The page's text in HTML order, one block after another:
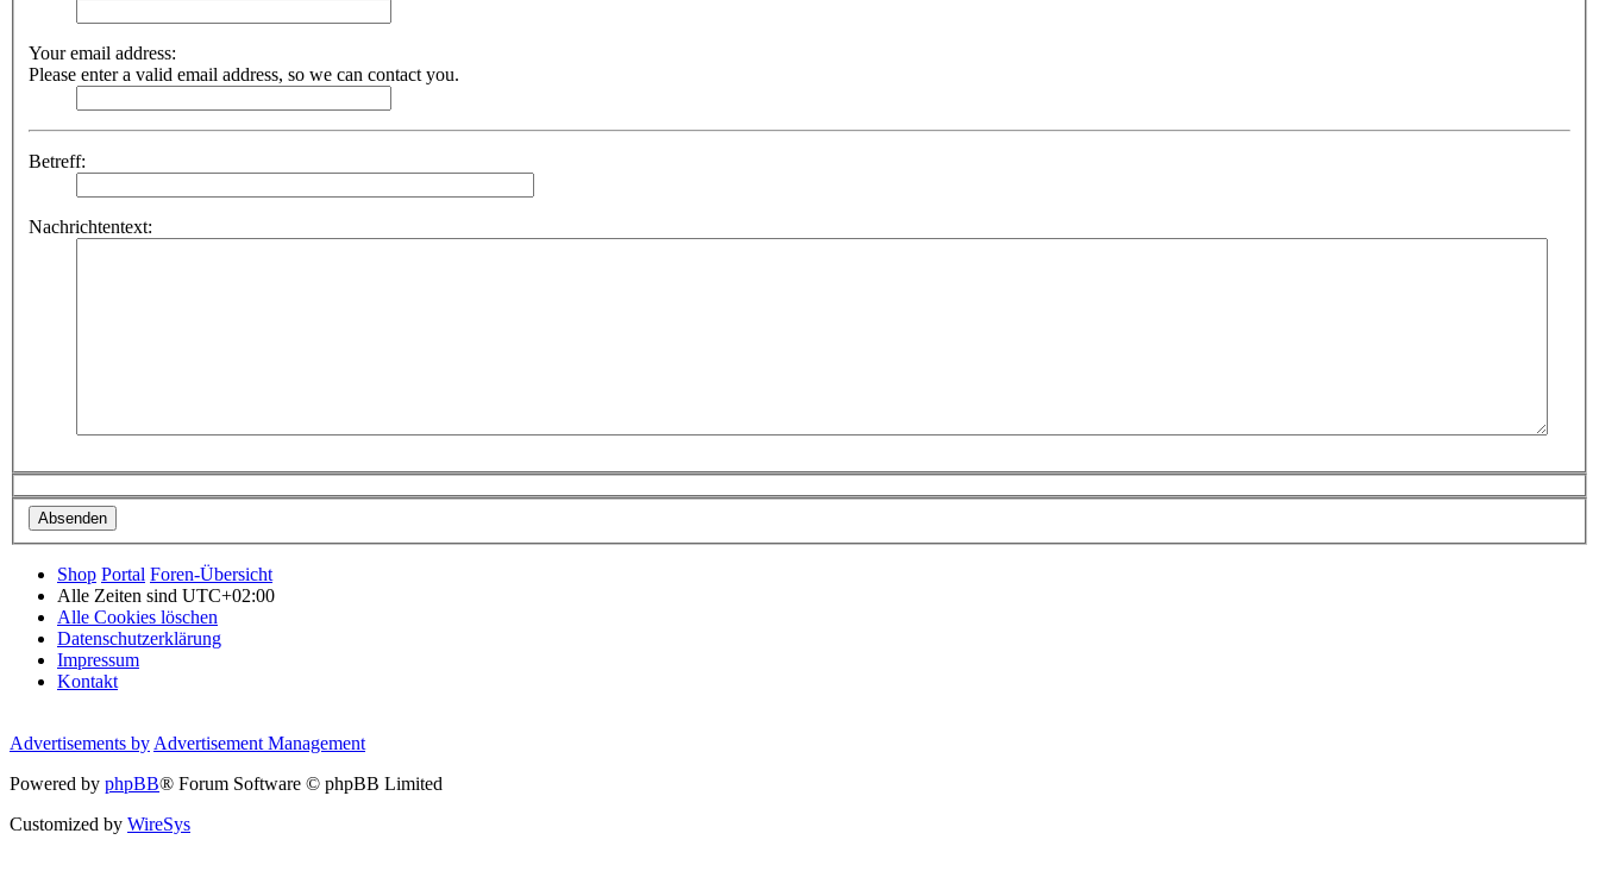
Your email address:
Please enter a valid email address, so we can contact you.
Betreff:
Nachrichtentext:
Shop Portal Foren-Übersicht
Alle Zeiten sind UTC+02:00
Alle Cookies löschen
Datenschutzerklärung
Impressum
Kontakt
Advertisements byAdvertisement Management
Powered by phpBB® Forum Software © phpBB Limited
Customized by WireSys